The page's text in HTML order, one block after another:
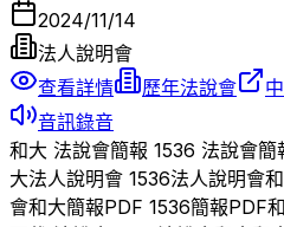
2024/11/14
法人說明會
查看詳情
歷年法說會
音訊錄音
和大 法說會簡報 1536 法說會簡
大法人說明會 1536法人說明會
會和大簡報PDF 1536簡報PDF